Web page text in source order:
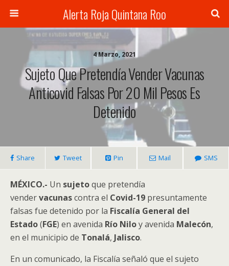
Alerta Roja Quintana Roo
4 Marzo, 2021
Sujeto Que Pretendía Vender Vacunas
Anticovid Falsas Por 20 Mil Pesos Es
Detenido
Share Tweet Pin Mail SMS
MÉXICO.- Un sujetoque pretendía
vendervacunascontra el Covid-19 presuntamente
falsas fue detenido por la Fiscalía General del
Estado(FGE) en avenida Río Niloy avenida Malecón,
en el municipio de Tonalá, Jalisco.
En un comunicado, la Fiscalía señaló que el sujeto